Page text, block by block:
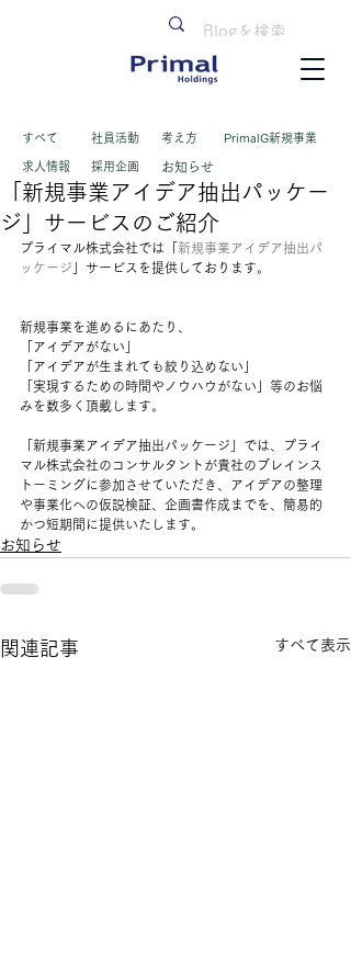
すべて
求人情報
​社員活動 考え方 PrimalG新規事業
採用企画 お知らせ
「新規事業アイデア抽出パッケー
ジ」サービスのご紹介
プライマル株式会社では「 新規事業アイデア抽出パ
ッケージ 」サービスを提供しております。
新規事業を進めるにあたり、
「アイデアがない」
「アイデアが生まれても絞り込めない」
「実現するための時間やノウハウがない」等のお悩
みを数多く頂戴します。
「新規事業アイデア抽出パッケージ」では、プライ
マル株式会社のコンサルタントが貴社のブレインス
トーミングに参加させていただき、アイデアの整理
や事業化への仮説検証、企画書作成までを、簡易的
かつ短期間に提供いたします。
お知らせ
関連記事 すべて表示